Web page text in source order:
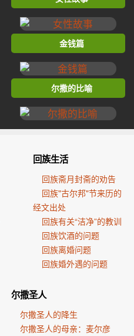
金钱篇
尔撒的比喻
回族生活
回族斋月封斋的劝告
回族"古尔邦"节来历的
经文出处
回族有关“洁净”的教训
回族饮酒的问题
回族离婚问题
回族婚外遇的问题
尔撒圣人
尔撒圣人的降生
尔撒圣人的母亲：麦尔彦